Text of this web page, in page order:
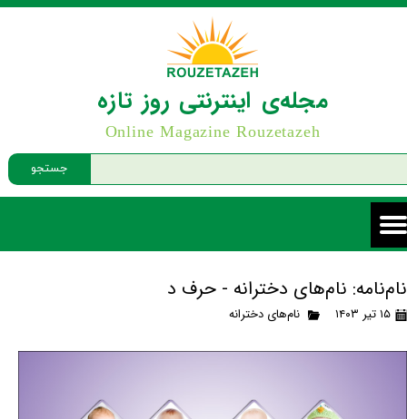
جستجو
مجله‌ی اینترنتی روز تازه
Online Magazine Rouzetazeh
نام‌نامه: نام‌های دخترانه - حرف د
۱۵ تیر ۱۴۰۳ نام‌های دخترانه